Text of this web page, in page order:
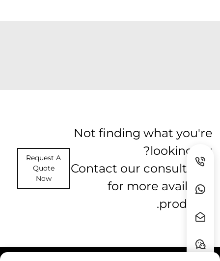
Not finding what you're
looking for?
Contact our consultants
for more available
products.
Request A
Quote
Now